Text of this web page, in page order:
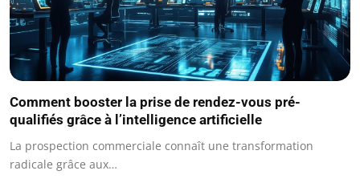
Comment booster la prise de rendez-vous pré-
qualifiés grâce à l’intelligence artificielle
La prospection commerciale connaît une transformation
radicale grâce aux…